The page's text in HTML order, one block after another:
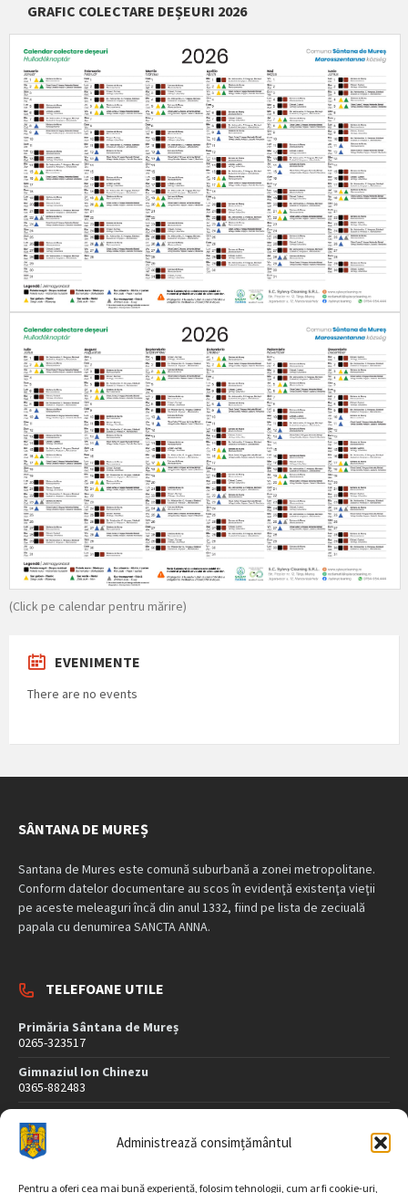
Administrează consimțământul
Pentru a oferi cea mai bună experiență, folosim tehnologii, cum ar fi cookie-uri,
GRAFIC COLECTARE DEȘEURI 2026
(Click pe calendar pentru mărire)
EVENIMENTE
There are no events
SÂNTANA DE MUREȘ
Santana de Mures este comună suburbană a zonei metropolitane.
Conform datelor documentare au scos în evidenţă existenţa vieţii
pe aceste meleaguri încă din anul 1332, fiind pe lista de zeciuală
papala cu denumirea SANCTA ANNA.
TELEFOANE UTILE
Primăria Sântana de Mureș
0265-323517
Gimnaziul Ion Chinezu
0365-882483
0265-323507
Poliție